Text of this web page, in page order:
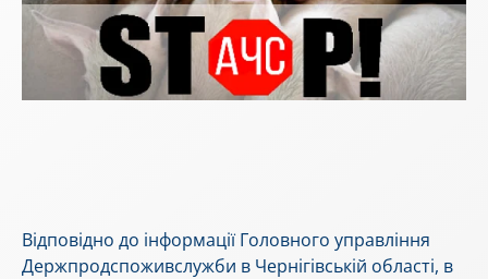
Відповідно до інформації Головного управління
Держпродспоживслужби в Чернігівській області, в